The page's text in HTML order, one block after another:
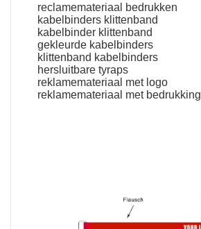
reclamemateriaal bedrukken
kabelbinders klittenband
kabelbinder klittenband
gekleurde kabelbinders
klittenband kabelbinders
hersluitbare tyraps
reklamemateriaal met logo
reklamemateriaal met bedrukking